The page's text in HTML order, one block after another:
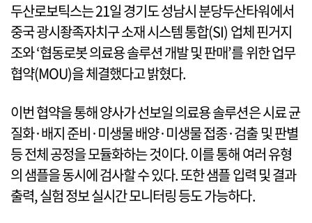
두산로보틱스는 21일 경기도 성남시 분당두산타워에서
중국 광시좡족자치구 소재 시스템 통합(SI) 업체 핀거지
조와 ‘협동로봇 의료용 솔루션 개발 및 판매’를 위한 업무
협약(MOU)을 체결했다고 밝혔다.
이번 협약을 통해 양사가 선보일 의료용 솔루션은 시료 균
질화·배지 준비·미생물 배양·미생물 접종·검출 및 판별
등 전체 공정을 모듈화하는 것이다. 이를 통해 여러 유형
의 샘플을 동시에 검사할 수 있다. 또한 샘플 입력 및 결과
출력, 실험 정보 실시간 모니터링 등도 가능하다.